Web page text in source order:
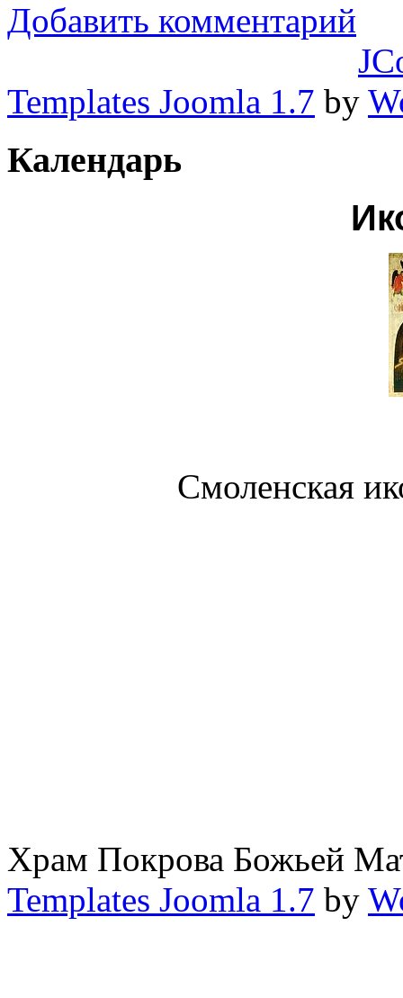
Добавить комментарий
Templates Joomla 1.7 by
Календарь
Смоленская
Храм Покрова Божьей
Templates Joomla 1.7 by